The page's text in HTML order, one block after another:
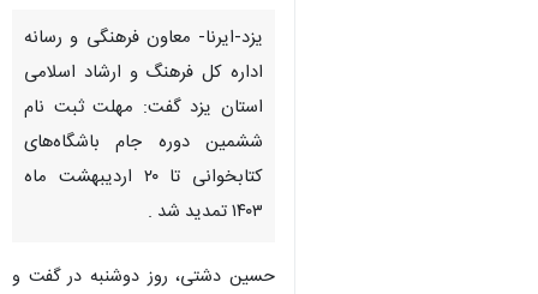
یزد-ایرنا- معاون فرهنگی و رسانه
اداره کل فرهنگ و ارشاد اسلامی
استان یزد گفت: مهلت ثبت نام
ششمین دوره جام باشگاه‌های
کتابخوانی تا ۲۰ اردیبهشت ماه
۱۴۰۳ تمدید شد .
حسین دشتی، روز دوشنبه در گفت و